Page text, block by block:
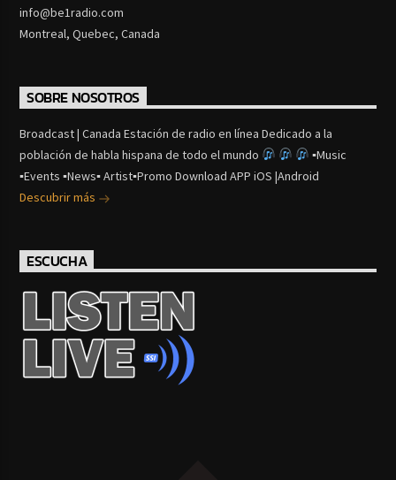
info@be1radio.com
Montreal, Quebec, Canada
SOBRE NOSOTROS
Broadcast | Canada Estación de radio en línea Dedicado a la
población de habla hispana de todo el mundo
▪Music
▪Events ▪News▪ Artist▪Promo Download APP iOS |Android
Descubrir más
ESCUCHA